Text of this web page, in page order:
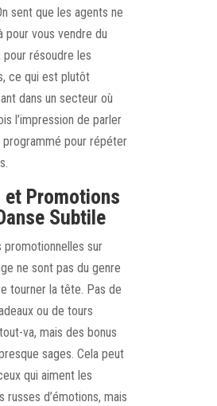
sent que les agents ne
pour vous vendre du
pour résoudre les
ce qui est plutôt
dans un secteur où
l’impression de parler
programmé pour répéter
et Promotions
Subtile
promotionnelles sur
ne sont pas du genre
tourner la tête. Pas de
ou de tours
va, mais des bonus
sages. Cela peut
qui aiment les
russes d’émotions, mais